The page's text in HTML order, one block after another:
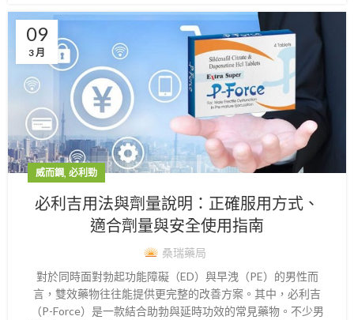
09
3 月
威而鋼, 必利勁
必利吉用法與劑量說明：正確服用方式、
適合劑量與安全使用指南
桑瑞藥局
對於同時面對勃起功能障礙（ED）與早洩（PE）的男性而
言，雙效藥物往往能提供更完整的改善方案。其中，必利吉
（P-Force）是一款結合助勃與延時功效的常見藥物。不少男